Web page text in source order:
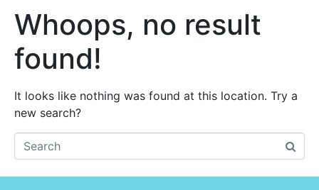
Whoops, no result
found!
It looks like nothing was found at this location. Try a
new search?